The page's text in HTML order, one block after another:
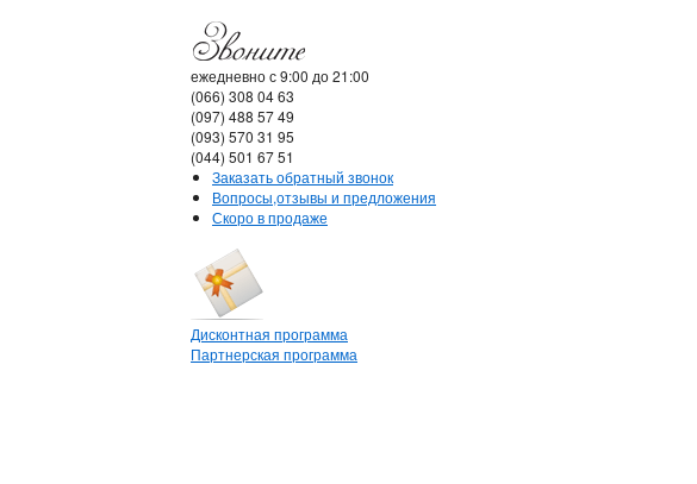
ежедневно с 9:00 до 21:00
(066) 308 04 63
(097) 488 57 49
(093) 570 31 95
(044) 501 67 51
Заказать обратный звонок
Вопросы,отзывы и предложения
Скоро в продаже
Дисконтная программа
Партнерская программа